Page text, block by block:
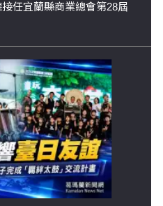
任宜蘭縣商業總會第28屆